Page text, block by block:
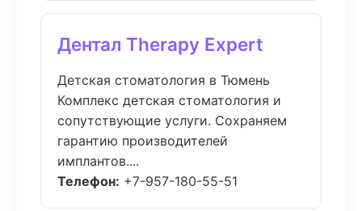
Дентал Therapy Expert
Детская стоматология в Тюмень
Комплекс детская стоматология и
сопутствующие услуги. Сохраняем
гарантию производителей
имплантов....
Телефон: +7-957-180-55-51